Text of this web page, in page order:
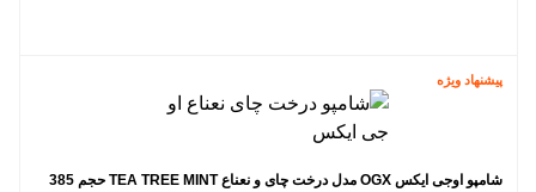
پیشنهاد ویژه
شامپو اوجی ایکس OGX مدل درخت چای و نعناع TEA TREE MINT حجم 385